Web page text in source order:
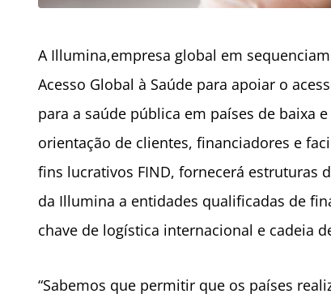
A Illumina,empresa global em
Acesso Global à Saúde para apoiar o
para a saúde pública em países de baixa
orientação de clientes, financiadores e
fins lucrativos FIND, fornecerá estruturas
da Illumina a entidades qualificadas de
chave de logística internacional e cadeia
“Sabemos que permitir que os países